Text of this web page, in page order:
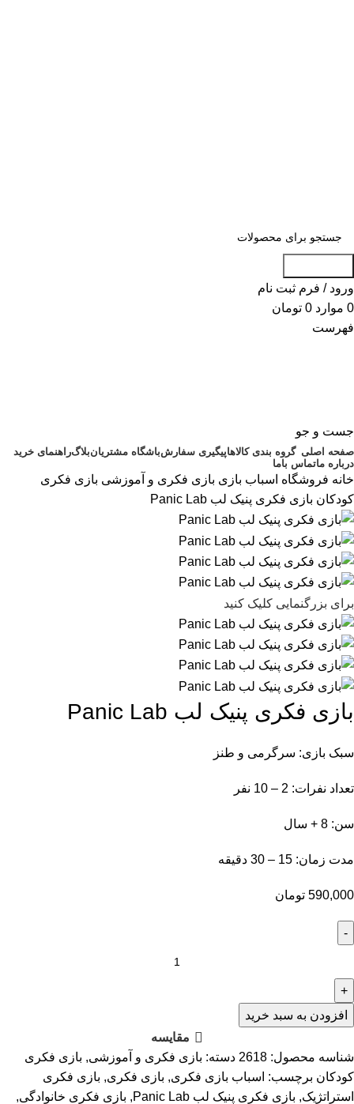
ورود / فرم ثبت نام
0 موارد 0 تومان
فهرست
جست و جو
صفحه اصلی گروه بندی کالاهاپیگیری سفارشباشگاه مشتریانبلاگراهنمای خرید
درباره ماتماس باما
خانه فروشگاه اسباب بازی بازی فکری و آموزشی بازی فکری
کودکان بازی فکری پنیک لب Panic Lab
برای بزرگنمایی کلیک کنید
بازی فکری پنیک لب Panic Lab
سبک بازی: سرگرمی و طنز
تعداد نفرات: 2 – 10 نفر
سن: 8 + سال
مدت زمان: 15 – 30 دقیقه
590,000 تومان
افزودن به سبد خرید
مقایسه
شناسه محصول: 2618 دسته: بازی فکری و آموزشی, بازی فکری
کودکان برچسب: اسباب بازی فکری, بازی فکری, بازی فکری
استراتژیک, بازی فکری پنیک لب Panic Lab , بازی فکری خانوادگی,